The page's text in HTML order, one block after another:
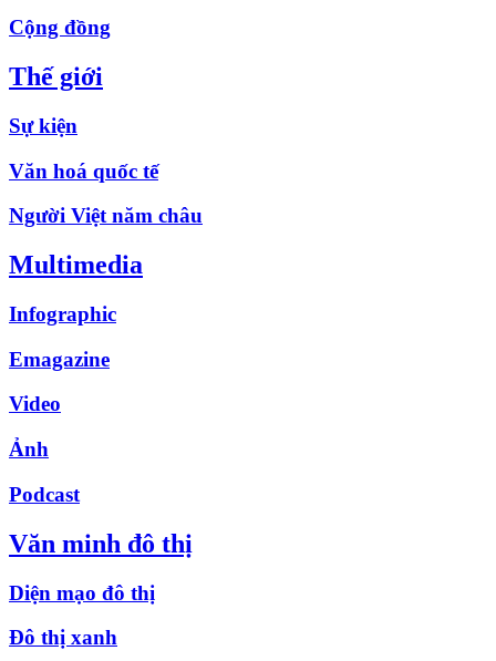
Cộng đồng
Thế giới
Sự kiện
Văn hoá quốc tế
Người Việt năm châu
Multimedia
Infographic
Emagazine
Video
Ảnh
Podcast
Văn minh đô thị
Diện mạo đô thị
Đô thị xanh